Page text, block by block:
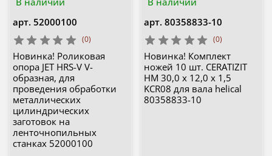
арт. 52000100
(0)
Новинка! Роликовая
опора JET HRS-V V-
образная, для
проведения обработки
металлических
цилиндрических
заготовок на
ленточнопильных
станках 52000100
арт. 80358833-10
(0)
Новинка! Комплект
ножей 10 шт. CERATIZIT
HM 30,0 x 12,0 x 1,5
KCR08 для вала helical
80358833-10